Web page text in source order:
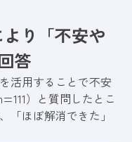
り「不安や
答
活用することで不安
）と質問したとこ
「ほぼ解消できた」